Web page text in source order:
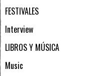
FESTIVALES
Interview
LIBROS Y MÚSICA
Music